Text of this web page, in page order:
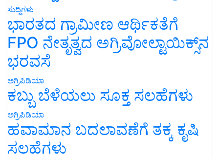
ಸುದ್ದಿಗಳು
ಭಾರತದ ಗ್ರಾಮೀಣ ಆರ್ಥಿಕತೆಗೆ
FPO ನೇತೃತ್ವದ ಅಗ್ರಿವೋಲ್ಟಾಯಿಕ್ಸ್‌ನ
ಭರವಸೆ
ಅಗ್ರಿಪಿಡಿಯಾ
ಕಬ್ಬು ಬೆಳೆಯಲು ಸೂಕ್ತ ಸಲಹೆಗಳು
ಅಗ್ರಿಪಿಡಿಯಾ
ಹವಾಮಾನ ಬದಲಾವಣೆಗೆ ತಕ್ಕ ಕೃಷಿ
ಸಲಹೆಗಳು